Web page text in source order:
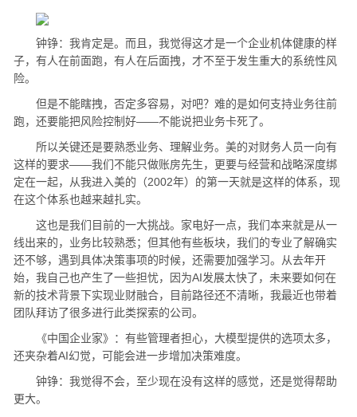
钟铮：我肯定是。而且，我觉得这才是一个企业机体健康的样
子，有人在前面跑，有人在后面拽，才不至于发生重大的系统性风
险。
但是不能瞎拽，否定多容易，对吧？难的是如何支持业务往前
跑，还要能把风险控制好——不能说把业务卡死了。
所以关键还是要熟悉业务、理解业务。美的对财务人员一向有
这样的要求——我们不能只做账房先生，更要与经营和战略深度绑
定在一起，从我进入美的（2002年）的第一天就是这样的体系，现
在这个体系也越来越扎实。
这也是我们目前的一大挑战。家电好一点，我们本来就是从一
线出来的，业务比较熟悉；但其他有些板块，我们的专业了解确实
还不够，遇到具体决策事项的时候，还需要加强学习。从去年开
始，我自己也产生了一些担忧，因为AI发展太快了，未来要如何在
新的技术背景下实现业财融合，目前路径还不清晰，我最近也带着
团队拜访了很多进行此类探索的公司。
《中国企业家》：有些管理者担心，大模型提供的选项太多，
还夹杂着AI幻觉，可能会进一步增加决策难度。
钟铮：我觉得不会，至少现在没有这样的感觉，还是觉得帮助
更大。